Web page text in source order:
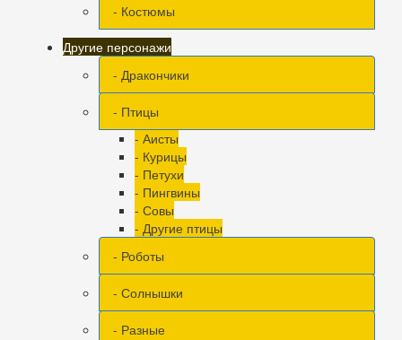
- Костюмы
Другие персонажи
- Дракончики
- Птицы
- Аисты
- Курицы
- Петухи
- Пингвины
- Совы
- Другие птицы
- Роботы
- Солнышки
- Разные